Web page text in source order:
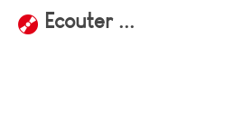
Ecouter ...